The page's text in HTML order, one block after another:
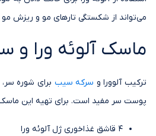
می‌تواند از شکستگی تارهای مو و ریزش
ماسک آلوئه ورا و
ترکیب آلوورا و سرکه سیب برای شوره
پوست سر مفید است. برای تهیه این ماسک
4 قاشق غذاخوری ژل آلوئه ورا